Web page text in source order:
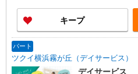
キープ
パート
ツクイ横浜霧が丘（デイサービス）
デイサービス